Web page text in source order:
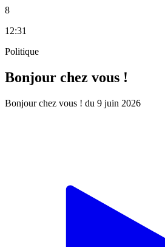
8
12:31
Politique
Bonjour chez vous !
Bonjour chez vous ! du 9 juin 2026